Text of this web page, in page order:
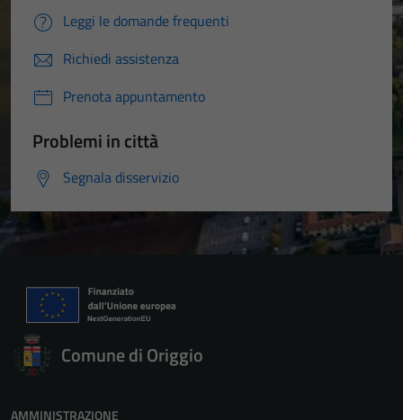
Leggi le domande frequenti
Richiedi assistenza
Prenota appuntamento
Problemi in città
Segnala disservizio
Comune di Origgio
AMMINISTRAZIONE